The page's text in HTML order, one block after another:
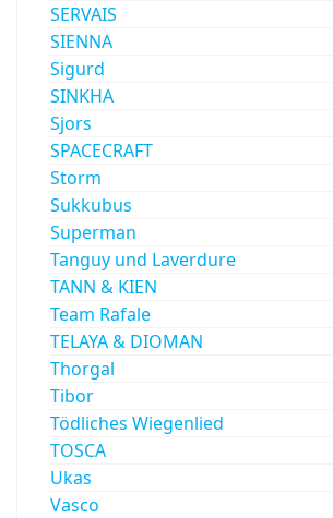
SERVAIS
SIENNA
Sigurd
SINKHA
Sjors
SPACECRAFT
Storm
Sukkubus
Superman
Tanguy und Laverdure
TANN & KIEN
Team Rafale
TELAYA & DIOMAN
Thorgal
Tibor
Tödliches Wiegenlied
TOSCA
Ukas
Vasco